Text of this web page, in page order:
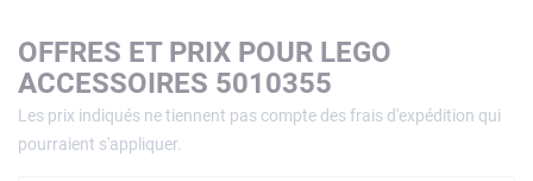
OFFRES ET PRIX POUR LEGO
ACCESSOIRES 5010355
Les prix indiqués ne tiennent pas compte des frais d'expédition qui
pourraient s'appliquer.